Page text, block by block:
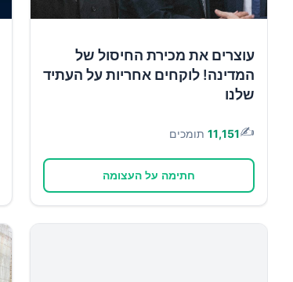
עוצרים את מכירת החיסול של
המדינה! לוקחים אחריות על העתיד
שלנו
✍️
11,151 תומכים
חתימה על העצומה